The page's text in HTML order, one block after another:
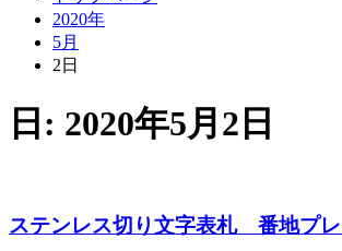
2020年
5月
2日
日: 2020年5月2日
ステンレス切り文字表札 番地プレ